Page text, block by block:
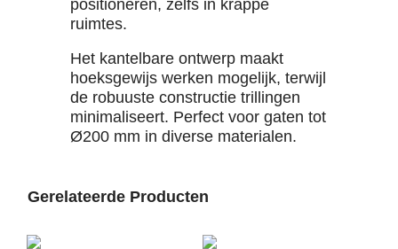
positioneren, zelfs in krappe
ruimtes.
Het kantelbare ontwerp maakt
hoeksgewijs werken mogelijk, terwijl
de robuuste constructie trillingen
minimaliseert. Perfect voor gaten tot
Ø200 mm in diverse materialen.
Gerelateerde Producten